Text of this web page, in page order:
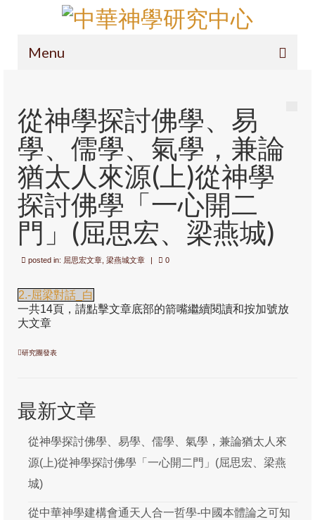
Menu
項目簡介
導論
定位
研究範圍
操守及投稿
徽標
呈獻您中華神學(通識版)
編輯室
石衡潭
吳瑞龍
從神學探討佛學、易
學、儒學、氣學，兼論
猶太人來源(上)從神學
探討佛學「一心開二
門」(屈思宏、梁燕城)
posted in: 屈思宏文章 梁燕城文章 | 0
2.-屈梁對話_白
一共14頁，請點擊文章底部的箭嘴繼續閱讀和按加號放
大文章
研究團發表
最新文章
從神學探討佛學、易學、儒學、氣學，兼論猶太人來
源(上)從神學探討佛學「一心開二門」(屈思宏、梁燕
城)
從中華神學建構會通天人合一哲學-中國本體論之可知